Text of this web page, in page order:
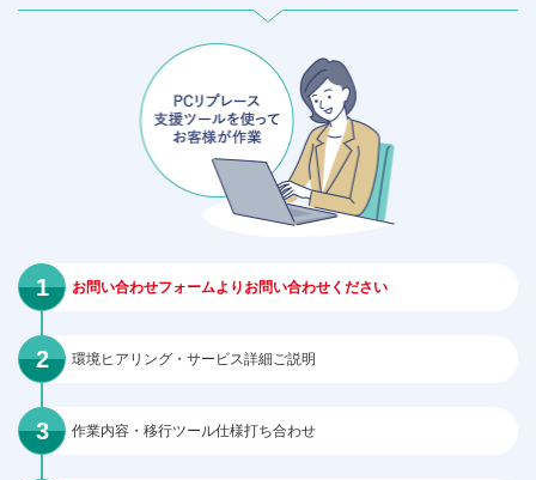
お問い合わせフォームよりお問い合わせください
環境ヒアリング・サービス詳細ご説明
作業内容・移行ツール仕様打ち合わせ